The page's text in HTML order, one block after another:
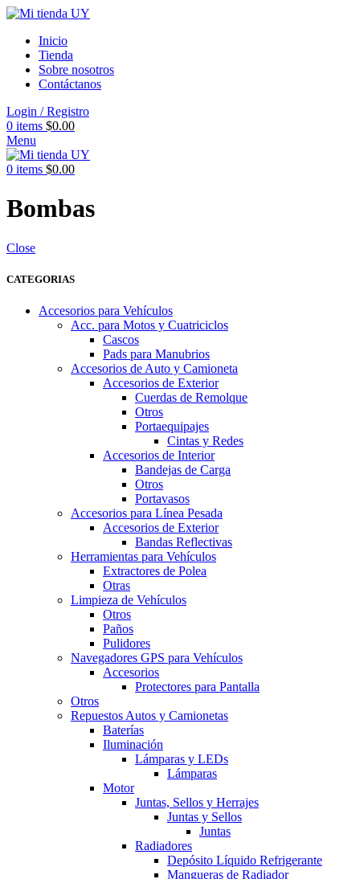
Inicio
Tienda
Sobre nosotros
Contáctanos
Login / Registro
0 items $0.00
Menu
0 items $0.00
Bombas
Close
CATEGORIAS
Accesorios para Vehículos
Acc. para Motos y Cuatriciclos
Cascos
Pads para Manubrios
Accesorios de Auto y Camioneta
Accesorios de Exterior
Cuerdas de Remolque
Otros
Portaequipajes
Cintas y Redes
Accesorios de Interior
Bandejas de Carga
Otros
Portavasos
Accesorios para Línea Pesada
Accesorios de Exterior
Bandas Reflectivas
Herramientas para Vehículos
Extractores de Polea
Otras
Limpieza de Vehículos
Otros
Paños
Pulidores
Navegadores GPS para Vehículos
Accesorios
Protectores para Pantalla
Otros
Repuestos Autos y Camionetas
Baterías
Iluminación
Lámparas y LEDs
Lámparas
Motor
Juntas, Sellos y Herrajes
Juntas y Sellos
Juntas
Radiadores
Depósito Líquido Refrigerante
Mangueras de Radiador